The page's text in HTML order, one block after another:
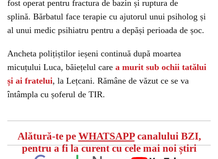
fost operat pentru fractura de bazin și ruptura de
splină. Bărbatul face terapie cu ajutorul unui psiholog și
al unui medic psihiatru pentru a depăși perioada de șoc.
Ancheta polițiștilor ieșeni continuă după moartea
micuțului Luca, băiețelul care a murit sub ochii tatălui
și ai fratelui, la Lețcani. Rămâne de văzut ce se va
întâmpla cu șoferul de TIR.Could not play video.
Error code: html5_video:4
Alătură-te pe WHATSAPPcanalului BZI,
pentru a fi la curent cu cele mai noi știri